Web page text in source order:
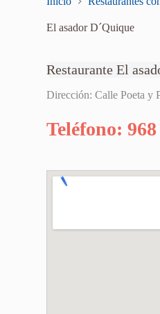
El asador D´Quique
Restaurante El
Dirección: Calle Poeta y
Teléfono: